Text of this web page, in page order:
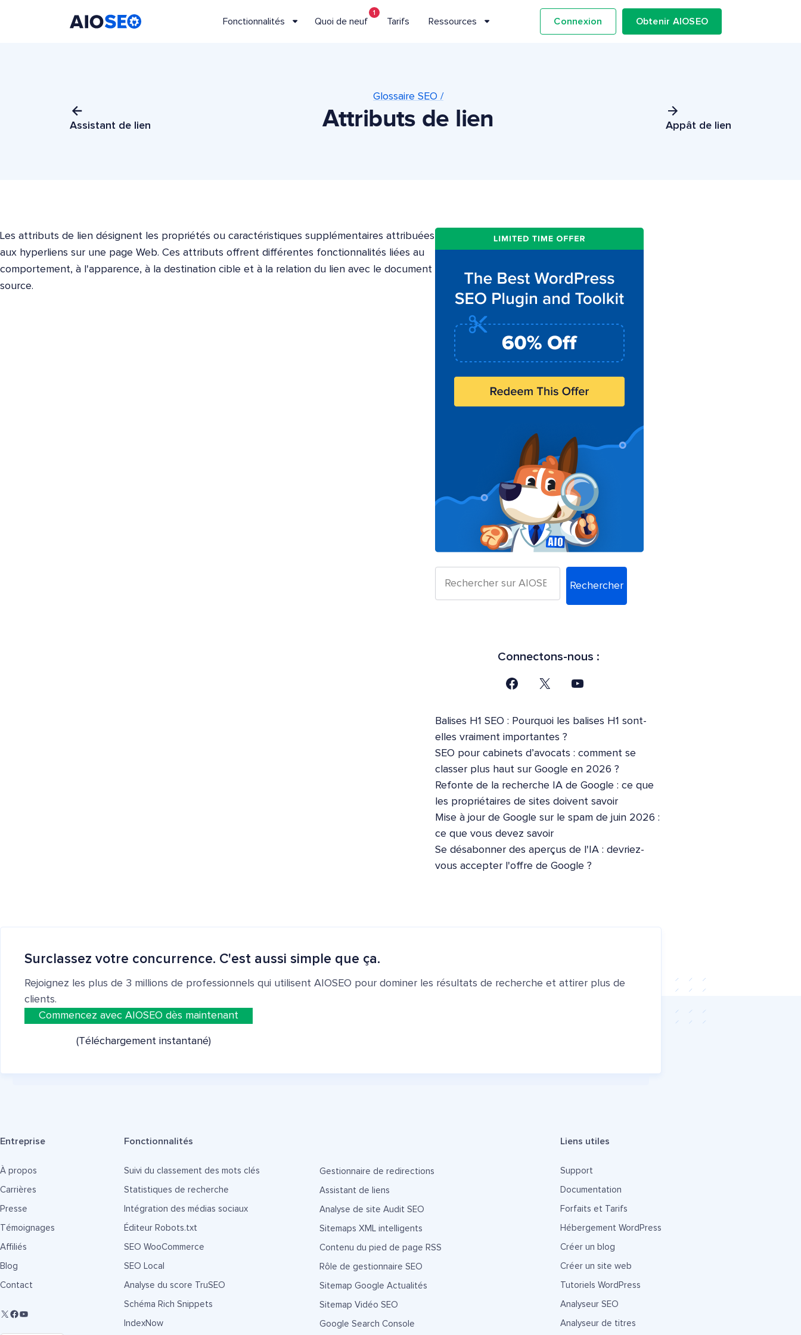
Fonctionnalités Quoi de neuf
1
Tarifs Ressources Connexion Obtenir AIOSEO
Assistant de lien
Glossaire SEO /
Attributs de lien Appât de lien
Les attributs de lien désignent les propriétés ou caractéristiques supplémentaires attribuées
aux hyperliens sur une page Web. Ces attributs offrent différentes fonctionnalités liées au
comportement, à l'apparence, à la destination cible et à la relation du lien avec le document
source.
Rechercher
Connectons-nous :
Balises H1 SEO : Pourquoi les balises H1 sont-
elles vraiment importantes ?
SEO pour cabinets d’avocats : comment se
classer plus haut sur Google en 2026 ?
Refonte de la recherche IA de Google : ce que
les propriétaires de sites doivent savoir
Mise à jour de Google sur le spam de juin 2026 :
ce que vous devez savoir
Se désabonner des aperçus de l'IA : devriez-
vous accepter l'offre de Google ?
Surclassez votre concurrence. C'est aussi simple que ça.
Rejoignez les plus de 3 millions de professionnels qui utilisent AIOSEO pour dominer les résultats de recherche et attirer plus de
clients.
Commencez avec AIOSEO dès maintenant
(Téléchargement instantané)
Entreprise
À propos
Carrières
Presse
Témoignages
Affiliés
Blog
Contact
Fonctionnalités
Suivi du classement des mots clés
Statistiques de recherche
Intégration des médias sociaux
Éditeur Robots.txt
SEO WooCommerce
SEO Local
Analyse du score TruSEO
Schéma Rich Snippets
IndexNow
Gestionnaire de redirections
Assistant de liens
Analyse de site Audit SEO
Sitemaps XML intelligents
Contenu du pied de page RSS
Rôle de gestionnaire SEO
Sitemap Google Actualités
Sitemap Vidéo SEO
Google Search Console
Liens utiles
Support
Documentation
Forfaits et Tarifs
Hébergement WordPress
Créer un blog
Créer un site web
Tutoriels WordPress
Analyseur SEO
Analyseur de titres